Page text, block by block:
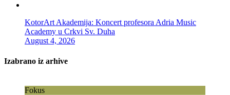
KotorArt Akademija: Koncert profesora Adria Music
Academy u Crkvi Sv. Duha
August 4, 2026
Izabrano iz arhive
Fokus